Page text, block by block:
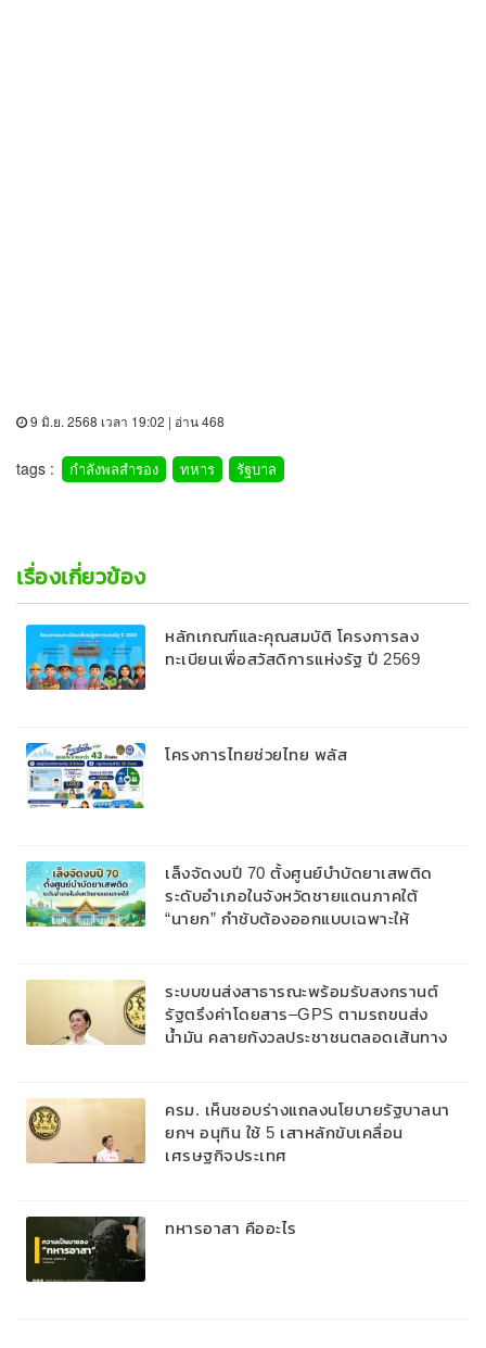
9 มิ.ย. 2568 เวลา 19:02 | อ่าน 468
tags : กำลังพลสำรอง ทหาร รัฐบาล
เรื่องเกี่ยวข้อง
หลักเกณฑ์และคุณสมบัติ โครงการลง
ทะเบียนเพื่อสวัสดิการแห่งรัฐ ปี 2569
โครงการไทยช่วยไทย พลัส
เล็งจัดงบปี 70 ตั้งศูนย์บำบัดยาเสพติด
ระดับอำเภอในจังหวัดชายแดนภาคใต้
“นายก” กำชับต้องออกแบบเฉพาะให้
ระบบขนส่งสาธารณะพร้อมรับสงกรานต์
รัฐตรึงค่าโดยสาร–GPS ตามรถขนส่ง
น้ำมัน คลายกังวลประชาชนตลอดเส้นทาง
ครม. เห็นชอบร่างแถลงนโยบายรัฐบาลนา
ยกฯ อนุทิน ใช้ 5 เสาหลักขับเคลื่อน
เศรษฐกิจประเทศ
ทหารอาสา คืออะไร